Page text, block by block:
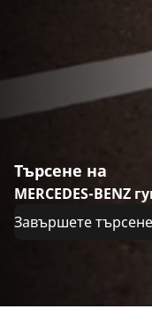
Търсене на
MERCEDES-BENZ
Завършете